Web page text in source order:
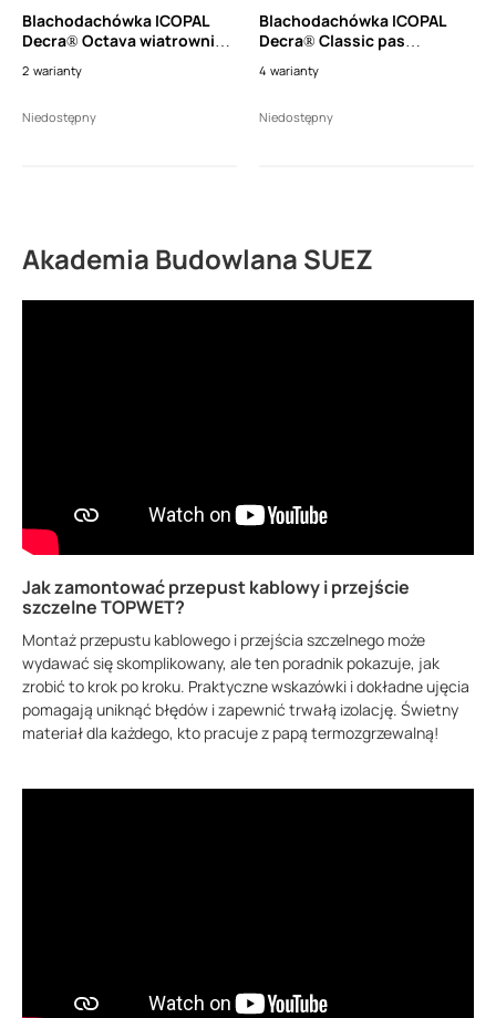
Blachodachówka ICOPAL
Decra® Octava wiatrownica
(dł. 1110mm)
2 warianty
Niedostępny
Blachodachówka ICOPAL
Decra® Classic pas
1150mm)
4 warianty
Niedostępny
Akademia Budowlana SUEZ
Jak zamontować przepust kablowy i przejście
szczelne TOPWET?
Montaż przepustu kablowego i przejścia szczelnego może
wydawać się skomplikowany, ale ten poradnik pokazuje, jak
zrobić to krok po kroku. Praktyczne wskazówki i dokładne ujęcia
pomagają uniknąć błędów i zapewnić trwałą izolację. Świetny
materiał dla każdego, kto pracuje z papą termozgrzewalną!